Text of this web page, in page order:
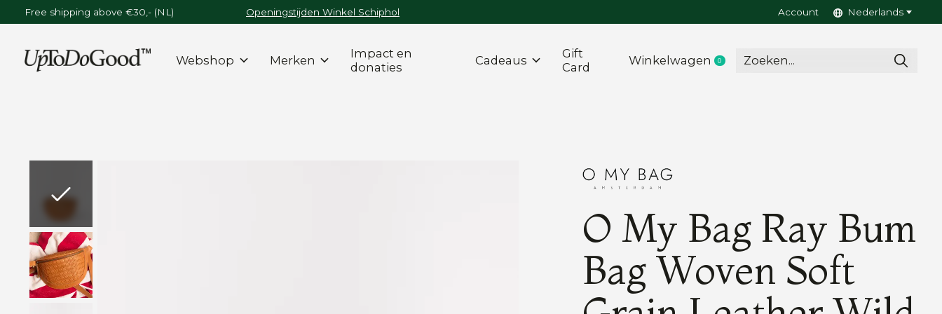
Free shipping above €30,- (NL) Openingstijden Winkel Schiphol Account Nederlands
Webshop Merken
Impact en
donaties
Cadeaus
Gift
Card
Winkelwagen 0items
O My Bag Ray Bum
Bag Woven Soft